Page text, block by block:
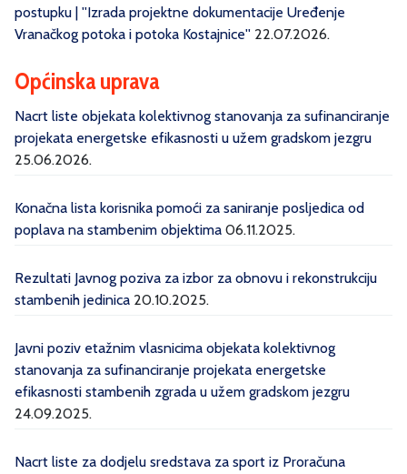
postupku | ''Izrada projektne dokumentacije Uređenje
Vranačkog potoka i potoka Kostajnice'' 22.07.2026.
Općinska uprava
Nacrt liste objekata kolektivnog stanovanja za sufinanciranje
projekata energetske efikasnosti u užem gradskom jezgru
25.06.2026.
Konačna lista korisnika pomoći za saniranje posljedica od
poplava na stambenim objektima 06.11.2025.
Rezultati Javnog poziva za izbor za obnovu i rekonstrukciju
stambenih jedinica 20.10.2025.
Javni poziv etažnim vlasnicima objekata kolektivnog
stanovanja za sufinanciranje projekata energetske
efikasnosti stambenih zgrada u užem gradskom jezgru
24.09.2025.
Nacrt liste za dodjelu sredstava za sport iz Proračuna